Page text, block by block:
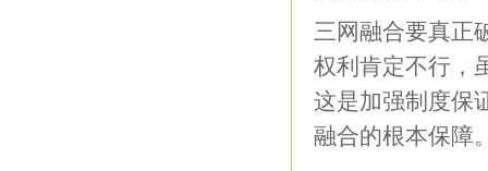
三网融合要真正
权利肯定不行，
这是加强制度保
融合的根本保障